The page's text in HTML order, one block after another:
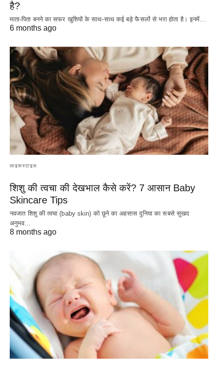
है?
माता-पिता बनने का सफर खुशियों के साथ-साथ कई बड़े फैसलों से भरा होता है। इनमें…
6 months ago
लाइफस्टाइल
शिशु की त्वचा की देखभाल कैसे करें? 7 आसान Baby
Skincare Tips
नवजात शिशु की त्वचा (baby skin) को छूने का अहसास दुनिया का सबसे सुखद
अनुभव…
8 months ago